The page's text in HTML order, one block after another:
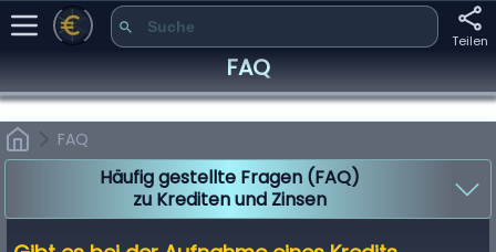
Teilen
FAQ
FAQ
Häufig gestellte Fragen (FAQ)
zu Krediten und Zinsen